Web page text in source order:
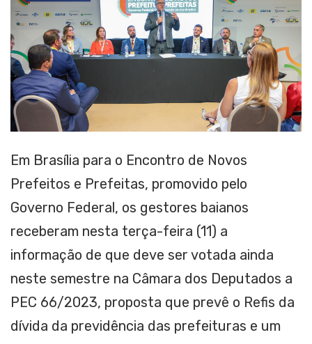
Em Brasília para o Encontro de Novos
Prefeitos e Prefeitas, promovido pelo
Governo Federal, os gestores baianos
receberam nesta terça-feira (11) a
informação de que deve ser votada ainda
neste semestre na Câmara dos Deputados a
PEC 66/2023, proposta que prevê o Refis da
dívida da previdência das prefeituras e um